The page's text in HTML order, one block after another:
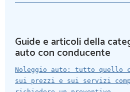
Guide e articoli della
auto con conducente
Noleggio auto: tutto quello
sui prezzi e sui servizi